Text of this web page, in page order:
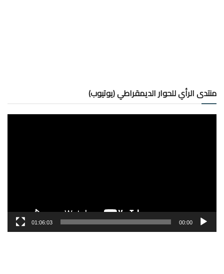
منتدى الرأي للحوار الديمقراطي (يوتيوب)
00:00
01:06:03